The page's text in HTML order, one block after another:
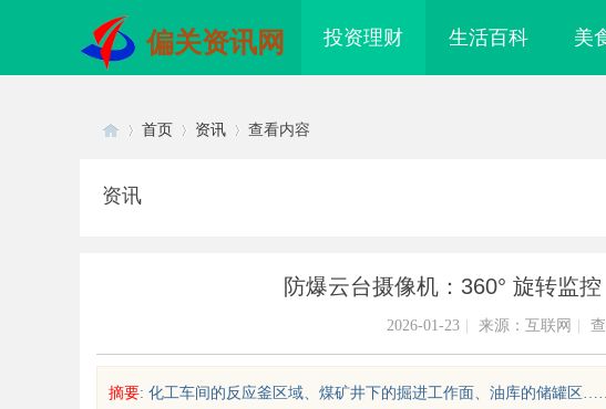
偏关资讯网 投资理财 生活百科 美
首页 资讯 查看内容
资讯
防爆云台摄像机：360° 旋转监
2026-01-23 来源：互联网
摘要: 化工车间的反应釜区域、煤矿井下的掘进工作面、油库的储罐区